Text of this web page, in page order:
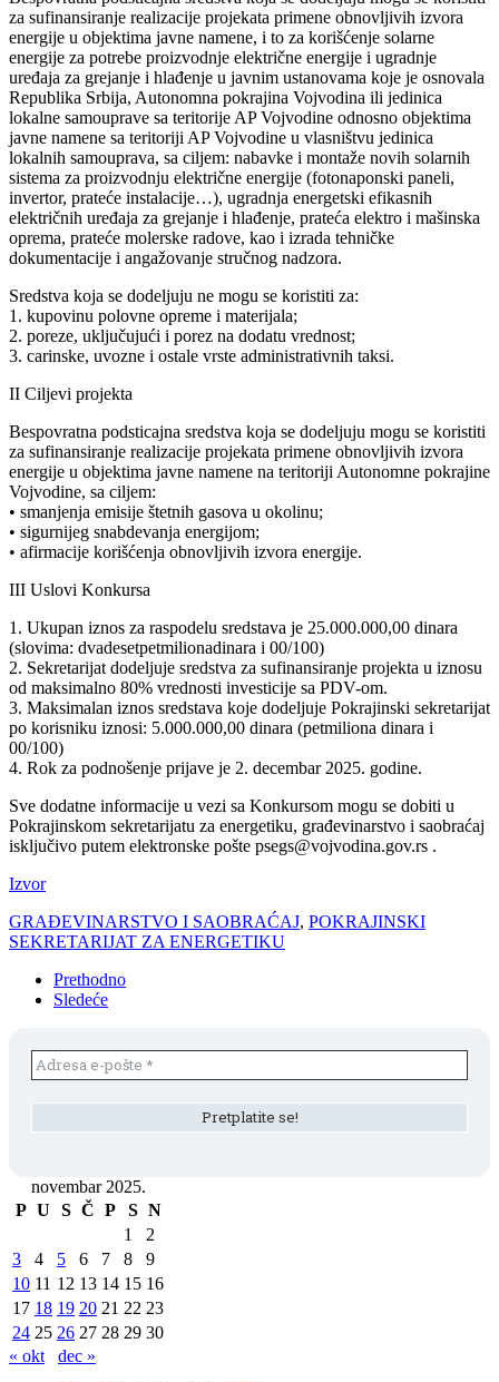
za sufinansiranje realizacije projekata primene obnovljivih izvora
energije u objektima javne namene, i to za korišćenje solarne
energije za potrebe proizvodnje električne energije i ugradnje
uređaja za grejanje i hlađenje u javnim ustanovama koje je osnovala
Republika Srbija, Autonomna pokrajina Vojvodina ili jedinica
lokalne samouprave sa teritorije AP Vojvodine odnosno objektima
javne namene sa teritoriji AP Vojvodine u vlasništvu jedinica
lokalnih samouprava, sa ciljem: nabavke i montaže novih solarnih
sistema za proizvodnju električne energije (fotonaponski paneli,
invertor, prateće instalacije…), ugradnja energetski efikasnih
električnih uređaja za grejanje i hlađenje, prateća elektro i mašinska
oprema, prateće molerske radove, kao i izrada tehničke
dokumentacije i angažovanje stručnog nadzora.
Sredstva koja se dodeljuju ne mogu se koristiti za:
1. kupovinu polovne opreme i materijala;
2. poreze, uključujući i porez na dodatu vrednost;
3. carinske, uvozne i ostale vrste administrativnih taksi.
II Ciljevi projekta
Bespovratna podsticajna sredstva koja se dodeljuju mogu se koristiti
za sufinansiranje realizacije projekata primene obnovljivih izvora
energije u objektima javne namene na teritoriji Autonomne pokrajine
Vojvodine, sa ciljem:
• smanjenja emisije štetnih gasova u okolinu;
• sigurnijeg snabdevanja energijom;
• afirmacije korišćenja obnovljivih izvora energije.
III Uslovi Konkursa
1. Ukupan iznos za raspodelu sredstava je 25.000.000,00 dinara
(slovima: dvadesetpetmilionadinara i 00/100)
2. Sekretarijat dodeljuje sredstva za sufinansiranje projekta u iznosu
od maksimalno 80% vrednosti investicije sa PDV-om.
3. Maksimalan iznos sredstava koje dodeljuje Pokrajinski sekretarijat
po korisniku iznosi: 5.000.000,00 dinara (petmiliona dinara i
00/100)
4. Rok za podnošenje prijave je 2. decembar 2025. godine.
Sve dodatne informacije u vezi sa Konkursom mogu se dobiti u
Pokrajinskom sekretarijatu za energetiku, građevinarstvo i saobraćaj
isključivo putem elektronske pošte psegs@vojvodina.gov.rs .
Izvor
GRAĐEVINARSTVO I SAOBRAĆAJ, POKRAJINSKI
SEKRETARIJAT ZA ENERGETIKU
Prethodno
Sledeće
novembar 2025.
P U S Č P S N
1
2
3
4 5 6 7 8
9
10 11 12 13 14 15 16
17 18 19 20 21 22 23
24 25 26 27 28 29 30
« okt
dec »